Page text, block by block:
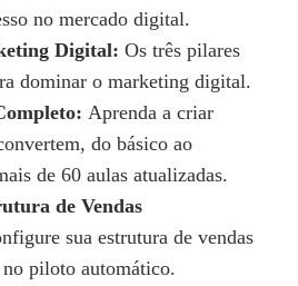
no mercado digital.
Digital: Os três pilares
dominar o marketing digital.
Aprenda a criar
do básico ao
de 60 aulas atualizadas.
de Vendas
sua estrutura de vendas
no piloto automático.